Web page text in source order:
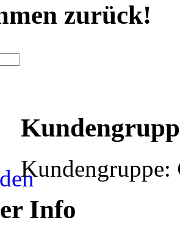
zurück!
Kundengruppe:
Info